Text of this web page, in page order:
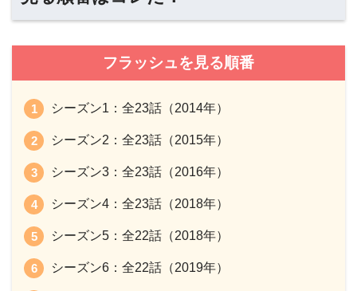
フラッシュを見る順番
シーズン1：全23話（2014年）
シーズン2：全23話（2015年）
シーズン3：全23話（2016年）
シーズン4：全23話（2018年）
シーズン5：全22話（2018年）
シーズン6：全22話（2019年）